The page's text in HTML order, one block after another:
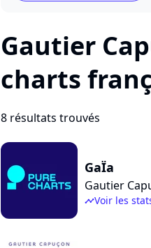
Gautier
charts
8 résultats trouvés
GaÏa
Gautier
timelineVoir les